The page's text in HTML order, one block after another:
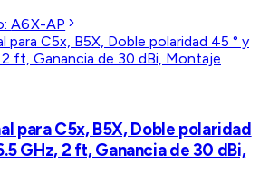
A6X-AP
para C5x, B5X, Doble polaridad
GHz, 2 ft, Ganancia de 30 dBi,